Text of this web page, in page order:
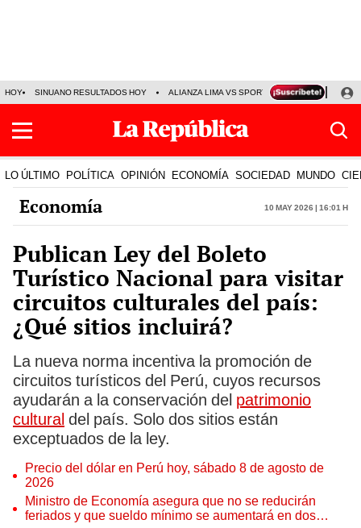
HOY SINUANO RESULTADOS HOY ALIANZA LIMA VS SPORT BOYS JORGE
LO ÚLTIMO POLÍTICA OPINIÓN ECONOMÍA SOCIEDAD MUNDO
Economía 10 May 2026 | 16:01 h
Publican Ley del Boleto
Turístico Nacional para visitar
circuitos culturales del país:
¿Qué sitios incluirá?
La nueva norma incentiva la promoción de
circuitos turísticos del Perú, cuyos recursos
ayudarán a la conservación del patrimonio
cultural del país. Solo dos sitios están
exceptuados de la ley.
Precio del dólar en Perú hoy, sábado 8 de agosto de
2026
Ministro de Economía asegura que no se reducirán
feriados y que sueldo mínimo se aumentará en dos